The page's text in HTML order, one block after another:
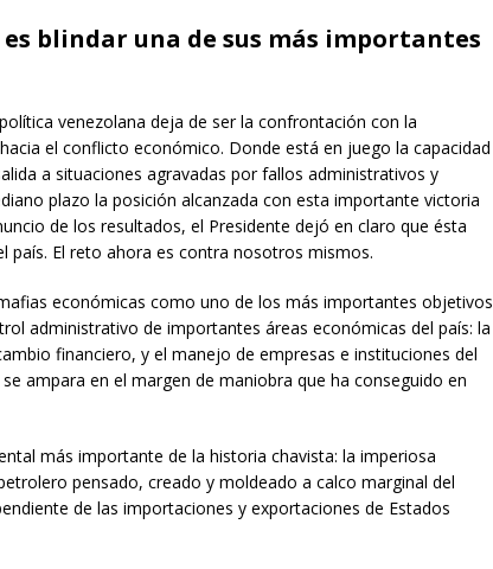
es blindar una de sus más importantes
venezolana deja de ser la confrontación con la
el conflicto económico. Donde está en juego la capacidad
a situaciones agravadas por fallos administrativos y
plazo la posición alcanzada con esta importante victoria
de los resultados, el Presidente dejó en claro que ésta
país. El reto ahora es contra nosotros mismos.
económicas como uno de los más importantes objetivos
administrativo de importantes áreas económicas del país: la
financiero, y el manejo de empresas e instituciones del
ampara en el margen de maniobra que ha conseguido en
más importante de la historia chavista: la imperiosa
pensado, creado y moldeado a calco marginal del
de las importaciones y exportaciones de Estados